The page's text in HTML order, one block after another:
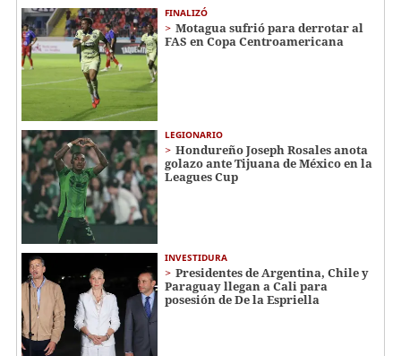
FINALIZÓ
Motagua sufrió para derrotar al
FAS en Copa Centroamericana
LEGIONARIO
Hondureño Joseph Rosales anota
golazo ante Tijuana de México en la
Leagues Cup
INVESTIDURA
Presidentes de Argentina, Chile y
Paraguay llegan a Cali para
posesión de De la Espriella